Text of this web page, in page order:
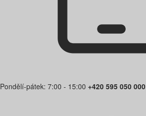
Pondělí-pátek: 7:00 - 15:00 +420 595 050 000